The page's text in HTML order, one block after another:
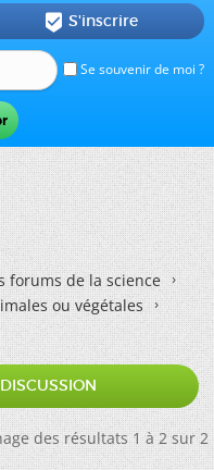
Se souvenir de moi ?
 S'inscrire
forums de la science
ou végétales
des résultats 1 à 2 sur 2